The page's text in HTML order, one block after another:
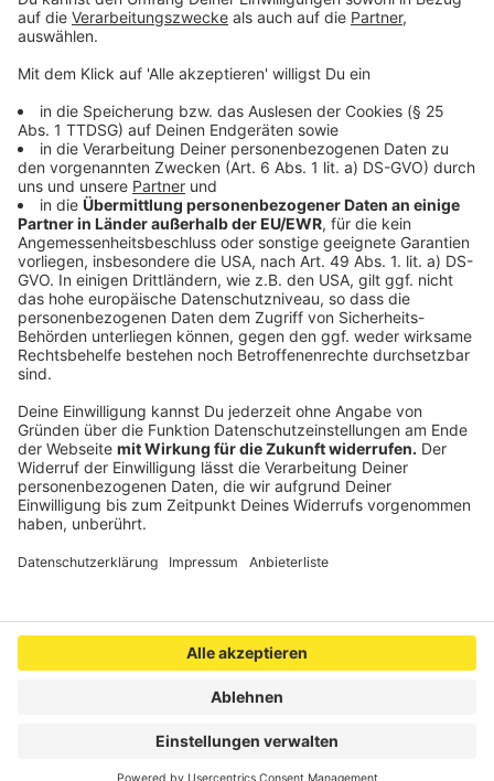
gegen Bayer Leverkusen hat er uns begeistert.
Mit seiner Unbekümmertheit, seiner Dribbelstärke
und seinem ausgeprägten Spielwitz hat er einen
enormen Mehrwert für unsere Ziele.“
Ayman Aourir: „Auf dem Tivoli herrscht eine tolle
Stimmung, die Fans sind eine echte Größe und
machen den Verein in jedem Fall aus. Darüber
hinaus gefällt mir die Art, wie das Team Fußball
spielt. Aus diesem Grund sehe ich hier die besten
Möglichkeiten, mich zu entwickeln. Gleichzeitig
denke ich, ich kann der Alemannia mit meinen
Fähigkeiten gut weiterhelfen. Es wird definitiv ein
Highlight für mich sein, wenn ich hier vor der
Werner-Fuchs-Tribüne jubeln kann.“
Anzeige